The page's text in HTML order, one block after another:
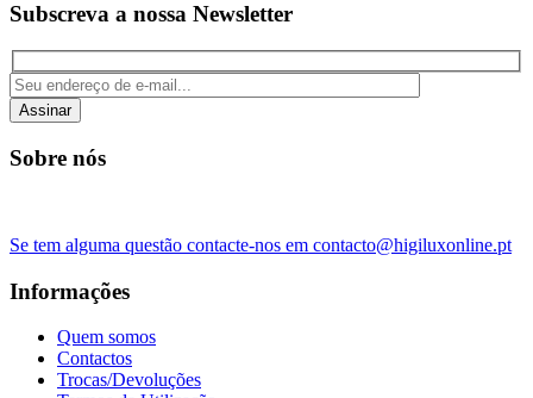
Subscreva a nossa Newsletter
Assinar
Sobre nós
Se tem alguma questão contacte-nos em contacto@higiluxonline.pt
Informações
Quem somos
Contactos
Trocas/Devoluções